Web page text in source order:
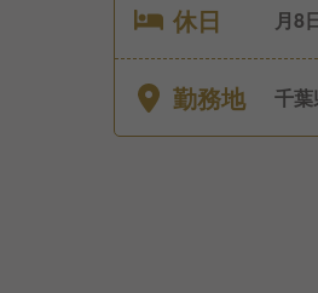
休日
月8
勤務地 千